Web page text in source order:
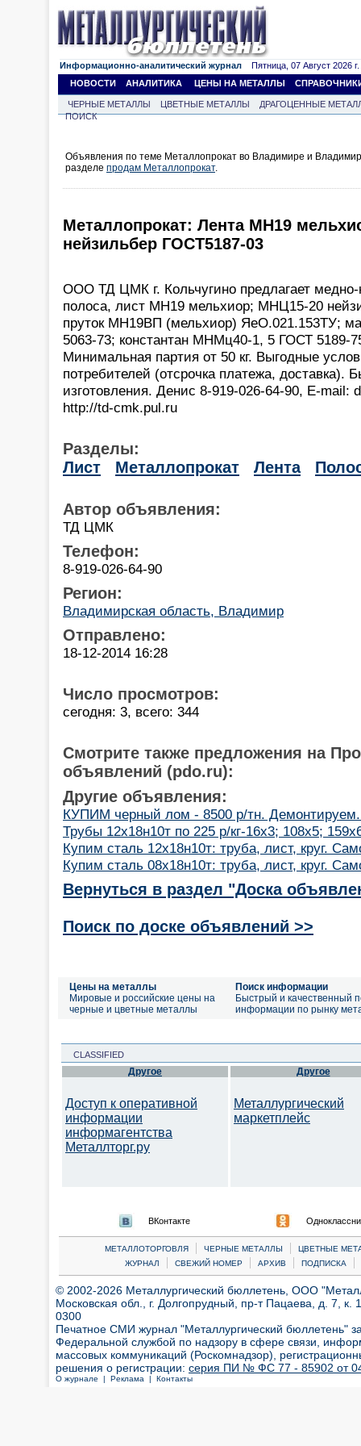
Информационно-аналитический журнал Пятница, 07 Август 2026 г.
НОВОСТИ
АНАЛИТИКА ЦЕНЫ НА МЕТАЛЛЫ
ЧЕРНЫЕ МЕТАЛЛЫ ЦВЕТНЫЕ МЕТАЛЛЫ
ДРАГОЦЕННЫЕ
ПОИСК
Объявления по теме Металлопрокат во Владимире и
разделе продам Металлопрокат.
Металлопрокат: Лента МН19
нейзильбер ГОСТ5187-03
ООО ТД ЦМК г. Кольчугино предлагает медно-
полоса, лист МН19 мельхиор; МНЦ15-20
пруток МН19ВП (мельхиор) ЯеО.021.153ТУ;
5063-73; константан МНМц40-1, 5 ГОСТ 5189-
Минимальная партия от 50 кг. Выгодные
потребителей (отсрочка платежа, доставка).
изготовления. Денис 8-919-026-64-90, Е-mail:
http://td-cmk.pul.ru
Разделы:
Лист
Металлопрокат Лента
Автор объявления:
ТД ЦМК
Телефон:
8-919-026-64-90
Регион:
Владимирская область, Владимир
Отправлено:
18-12-2014 16:28
Число просмотров:
сегодня: 3, всего: 344
Смотрите также предложения на
объявлений (pdo.ru):
Другие объявления:
КУПИМ черный лом - 8500 р/тн.
Трубы 12х18н10т по 225 р/кг-16х3; 108х5;
Купим сталь 12х18н10т: труба, лист, круг.
Купим сталь 08х18н10т: труба, лист, круг.
Вернуться в раздел "Доска
Поиск по доске объявлений >>
Цены на металлы
Мировые и российские цены на
черные и цветные металлы
Поиск информации
Быстрый и качественный
информации по рынку
CLASSIFIED
Другое
Доступ к оперативной
информации
информагентства
Металлторг.ру
Другое
Металлургический
маркетплейс
ВКонтакте
МЕТАЛЛОТОРГОВЛЯ | ЧЕРНЫЕ МЕТАЛЛЫ |
ЦВЕТНЫЕ
ЖУРНАЛ
| СВЕЖИЙ НОМЕР | АРХИВ | ПОДПИСКА |
© 2002-2026 Металлургический бюллетень, ООО
Московская обл., г. Долгопрудный, пр-т Пацаева, д. 7,
0300
Печатное СМИ журнал "Металлургический бюллетень"
Федеральной службой по надзору в сфере связи,
массовых коммуникаций (Роскомнадзор),
решения о регистрации: серия ПИ № ФС 77 - 85902 от 04
О журнале | Реклама | Контакты